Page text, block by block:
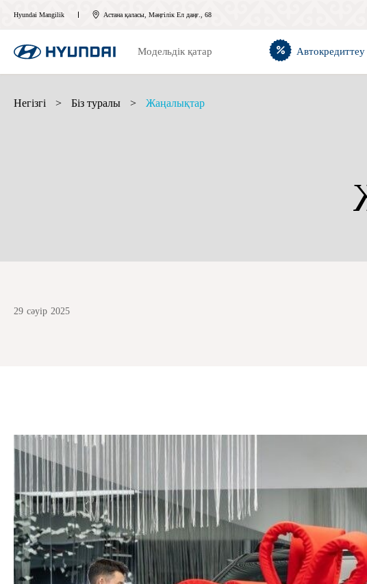
Hyundai Mangilik Астана қаласы, Мәңгілік Ел даңғ., 68
Модельдік қатар Автокредиттеу
Негізгі > Біз туралы > Жаңалықтар
29 сәуір 2025